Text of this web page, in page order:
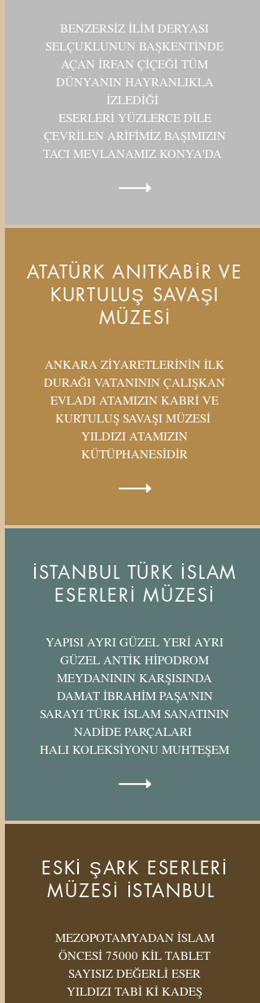
BENZERSİZ İLİM DERYASI
SELÇUKLUNUN BAŞKENTİNDE
AÇAN İRFAN ÇİÇEĞİ TÜM
DÜNYANIN HAYRANLIKLA
İZLEDİĞİ
ESERLERİ YÜZLERCE DİLE
ÇEVRİLEN ARİFİMİZ BAŞIMIZIN
TACI MEVLANAMIZ KONYA'DA
ATATÜRK ANITKABİR VE
KURTULUŞ SAVAŞI
MÜZESİ
ANKARA ZİYARETLERİNİN İLK
DURAĞI VATANININ ÇALIŞKAN
EVLADI ATAMIZIN KABRİ VE
KURTULUŞ SAVAŞI MÜZESİ
YILDIZI ATAMIZIN
KÜTÜPHANESİDİR
İSTANBUL TÜRK İSLAM
ESERLERİ MÜZESİ
YAPISI AYRI GÜZEL YERİ AYRI
GÜZEL ANTİK HİPODROM
MEYDANININ KARŞISINDA
DAMAT İBRAHİM PAŞA'NIN
SARAYI TÜRK İSLAM SANATININ
NADİDE PARÇALARI
HALI KOLEKSİYONU MUHTEŞEM
ESKİ ŞARK ESERLERİ
MÜZESİ İSTANBUL
MEZOPOTAMYADAN İSLAM
ÖNCESİ 75000 KİL TABLET
SAYISIZ DEĞERLİ ESER
YILDIZI TABİ Kİ KADEŞ